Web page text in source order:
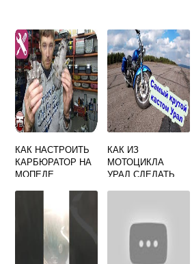
КАК НАСТРОИТЬ
КАРБЮРАТОР НА
МОПЕДЕ
КАК ИЗ
МОТОЦИКЛА
УРАЛ СДЕЛАТЬ